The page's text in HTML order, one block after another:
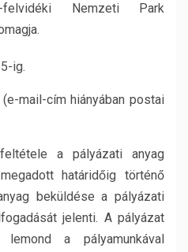
Nemzeti Park
ig.
mail-cím hiányában postai
a pályázati anyag
határidőig történő
beküldése a pályázati
jelenti. A pályázat
a pályamunkával